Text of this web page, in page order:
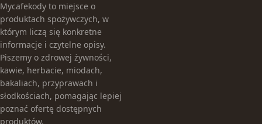
Mycafekody to miejsce o
produktach spożywczych, w
którym liczą się konkretne
informacje i czytelne opisy.
Piszemy o zdrowej żywności,
kawie, herbacie, miodach,
bakaliach, przyprawach i
słodkościach, pomagając lepiej
poznać ofertę dostępnych
produktów.